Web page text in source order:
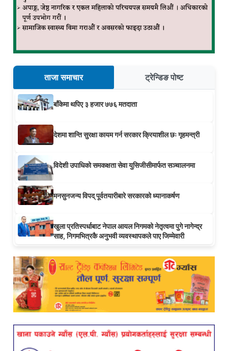
ताजा समाचार ट्रेन्डिङ पोष्ट
बाँकेमा थपिए ३ हजार ७७६ मतदाता
देशमा शान्ति सुरक्षा कायम गर्न सरकार क्रियाशील छः गृहमन्त्री
विदेशी उपाधिको समकक्षता सेवा युसिजीसीमार्फत सञ्चालनमा
मनसुनजन्य विपद् पूर्वतयारीबारे सरकारको ध्यानाकर्षण
खुला प्रतिस्पर्धाबाट नेपाल आयल निगमको नेतृत्वमा पुगे नागेन्द्र
साह, निगमभित्रकै अनुभवी व्यवस्थापकले पाए जिम्मेवारी